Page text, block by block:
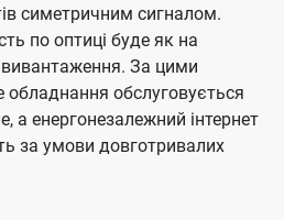
симетричним сигналом.
по оптиці буде як на
За цими
обладнання обслуговується
а енергонезалежний інтернет
за умови довготривалих